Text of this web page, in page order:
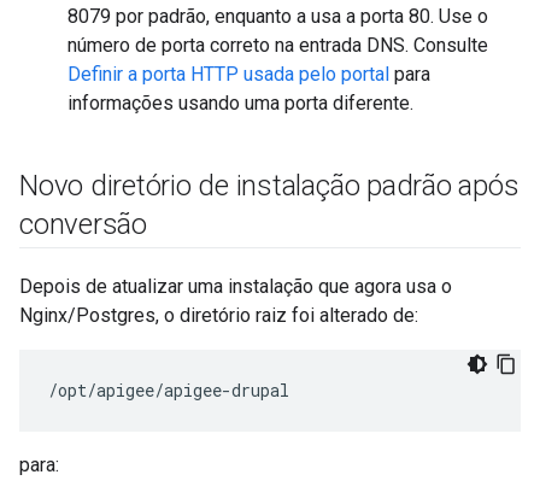
8079 por padrão, enquanto a usa a porta 80. Use o
número de porta correto na entrada DNS. Consulte
Definir a porta HTTP usada pelo portal para
informações usando uma porta diferente.
Novo diretório de instalação padrão após
conversão
Depois de atualizar uma instalação que agora usa o
Nginx/Postgres, o diretório raiz foi alterado de:
/opt/apigee/apigee-drupal
para: